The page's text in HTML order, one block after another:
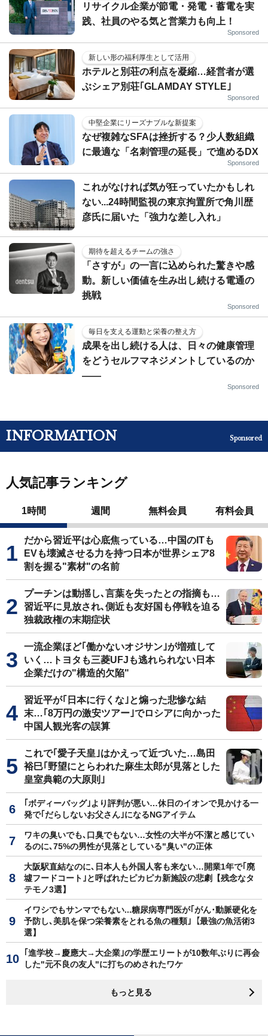
リサイクル企業が節電・発電・蓄電を実
践、社員のやる気と営業力も向上！
Sponsored
新しい形の福利厚生として活用
ホテルと別荘の利点を凝縮…経営者が選
ぶシェア別荘｢GLAMDAY STYLE｣
Sponsored
中堅企業にリーズナブルな新提案
なぜ複雑なSFAは挫折する？少人数組織
に最適な「名刺管理の延長」で進めるDX
Sponsored
これがなければ気が狂っていたかもしれ
ない...24時間監視の東京拘置所で角川歴
彦氏に届いた「強力な差し入れ」
期待を超えるチームの強さ
「さすが」の一言に込められた驚きや感
動。新しい価値を生み出し続ける電通の
挑戦
Sponsored
毎日を支える運動と栄養の整え方
成果を出し続ける人は、日々の健康管理
をどうセルフマネジメントしているのか
——
Sponsored
INFORMATION Sponsored
人気記事ランキング
1時間 週間 無料会員 有料会員
だから習近平は心底焦っている…中国のITも
EVも壊滅させる力を持つ日本が世界シェア8
割を握る"素材"の名前
プーチンは動揺し､言葉を失ったとの指摘も…
習近平に見放され､側近も友好国も停戦を迫る
独裁政権の末期症状
一流企業ほど｢働かないオジサン｣が増殖して
いく…トヨタも三菱UFJも逃れられない日本
企業だけの"構造的欠陥"
習近平が｢日本に行くな｣と煽った悲惨な結
末…｢8万円の激安ツアー｣でロシアに向かった
中国人観光客の誤算
これで｢愛子天皇｣はかえって近づいた…島田
裕巳｢野望にとらわれた麻生太郎が見落とした
皇室典範の大原則｣
｢ボディーバッグ｣より評判が悪い…休日のイオンで見かける一
発で｢だらしないお父さん｣になるNGアイテム
ワキの臭いでも､口臭でもない…女性の大半が不潔と感じてい
るのに､75%の男性が見落としている"臭い"の正体
大阪駅直結なのに､日本人も外国人客も来ない…開業1年で｢廃
墟フードコート｣と呼ばれたピカピカ新施設の悲劇【残念なタ
テモノ3選】
イワシでもサンマでもない...糖尿病専門医が｢がん･動脈硬化を
予防し､美肌を保つ栄養素をとれる魚の種類｣【最強の魚活術3
選】
｢進学校→慶應大→大企業｣の学歴エリートが10数年ぶりに再会
した"元不良の友人"に打ちのめされたワケ
もっと見る